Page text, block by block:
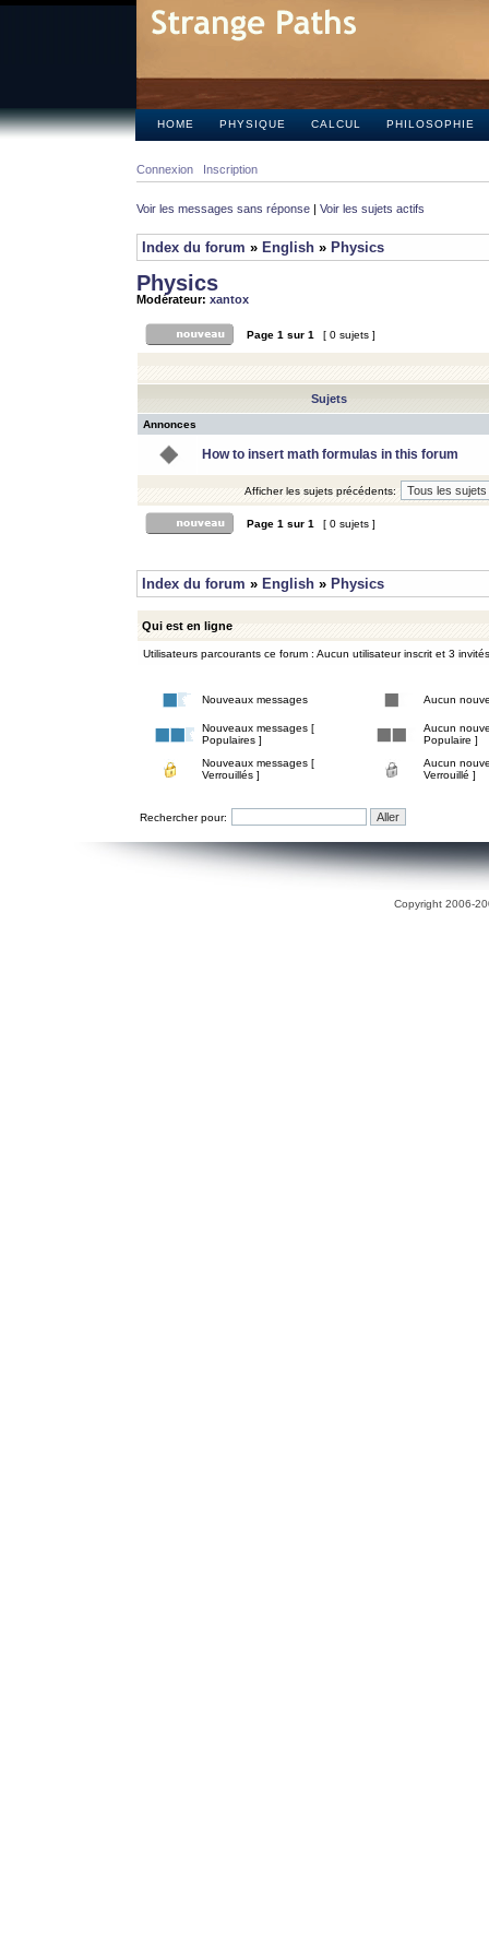
HOME PHYSIQUE CALCUL PHILOSOPHIE
Connexion Inscription
Voir les messages sans réponse | Voir les sujets actifs
Index du forum » English » Physics
Physics
Modérateur: xantox
Page 1 sur 1 [ 0 sujets ]
Sujets
Annonces
How to insert math formulas in this forum
Afficher les sujets précédents:
Page 1 sur 1 [ 0 sujets ]
Index du forum » English » Physics
Qui est en ligne
Utilisateurs parcourants ce forum : Aucun utilisateur inscrit et 3 invités
Nouveaux messages Aucun
Nouveaux messages [
Populaires ]
Aucun
Populaire ]
Nouveaux messages [
Verrouillés ]
Aucun
Verrouillé ]
Rechercher pour:
Copyright 2006-